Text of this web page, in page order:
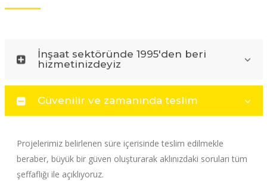
İnşaat sektöründe 1995'den beri
hizmetinizdeyiz
Güvenilir ve zamanında teslim
Projelerimiz belirlenen süre içerisinde teslim edilmekle
beraber, büyük bir güven oluşturarak aklınızdaki soruları tüm
şeffaflığı ile açıklıyoruz.